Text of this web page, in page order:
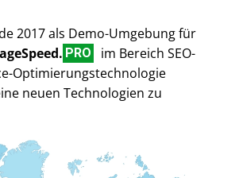
2017 als Demo-Umgebung für
PRO
im Bereich SEO-
Optimierungstechnologie
neuen Technologien zu